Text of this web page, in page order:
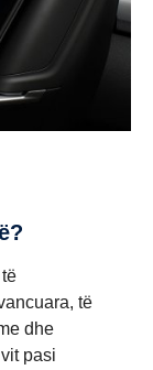
të
dhe
pasi